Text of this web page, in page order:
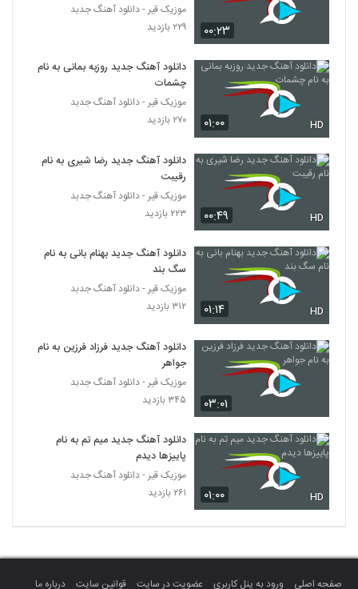
2782 اشرفی
دانلود آهنگ جدید و زیبای سجاد جهانبخش با
نام بزن نقاره زن
Faraz Gavani Ba Ham
2785
۳۵۲ بازدید
2786
دانلود آهنگ فرامرز آران عزیز دلمی
(Faramarz Aran Azize Delam)
دانلود آهنگ هواتو دارم از صادق ذکریایی
2788
دانلود آهنگ نم نم از میثم فائزنیا
۳۲۲ بازدید
Mehdi Tarokh Havaei
۳۴۴ بازدید
2790
آهنگ جمشید گرگانی بنام رویا
۰۰:۲۳
موزیک قیر - دانلود آهنگ جدبد
۲۲۹ بازدید
۰۱:۰۰ HD
دانلود آهنگ جدید روزبه بمانی به نام
چشمات
موزیک قیر - دانلود آهنگ جدبد
۲۷۰ بازدید
۰۰:۴۹ HD
دانلود آهنگ جدید رضا شیری به نام
رقیبت
موزیک قیر - دانلود آهنگ جدبد
۲۲۳ بازدید
۰۱:۱۴ HD
دانلود آهنگ جدید بهنام بانی به نام
سگ بند
موزیک قیر - دانلود آهنگ جدبد
۳۱۲ بازدید
۰۳:۰۱
دانلود آهنگ جدید فرزاد فرزین به نام
جواهر
موزیک قیر - دانلود آهنگ جدبد
۳۴۵ بازدید
۰۱:۰۰ HD
دانلود آهنگ جدید میم تم به نام
پاییزها دیدم
موزیک قیر - دانلود آهنگ جدبد
۲۶۱ بازدید
صفحه اصلی ورود به پنل کاربری عضویت در سایت قوانین سایت درباره ما